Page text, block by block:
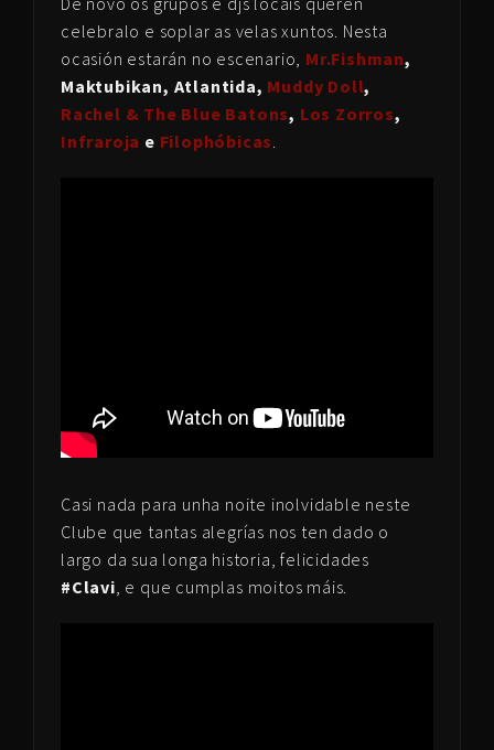
celebralo e soplar as velas xuntos. Nesta
ocasión estarán no escenario, Mr.Fishman,
Maktubikan, Atlantida, Muddy Doll,
Rachel & The Blue Batons, Los Zorros,
Infraroja e Filophóbicas.
Casi nada para unha noite inolvidable neste
Clube que tantas alegrías nos ten dado o
largo da sua longa historia, felicidades
#Clavi , e que cumplas moitos máis.